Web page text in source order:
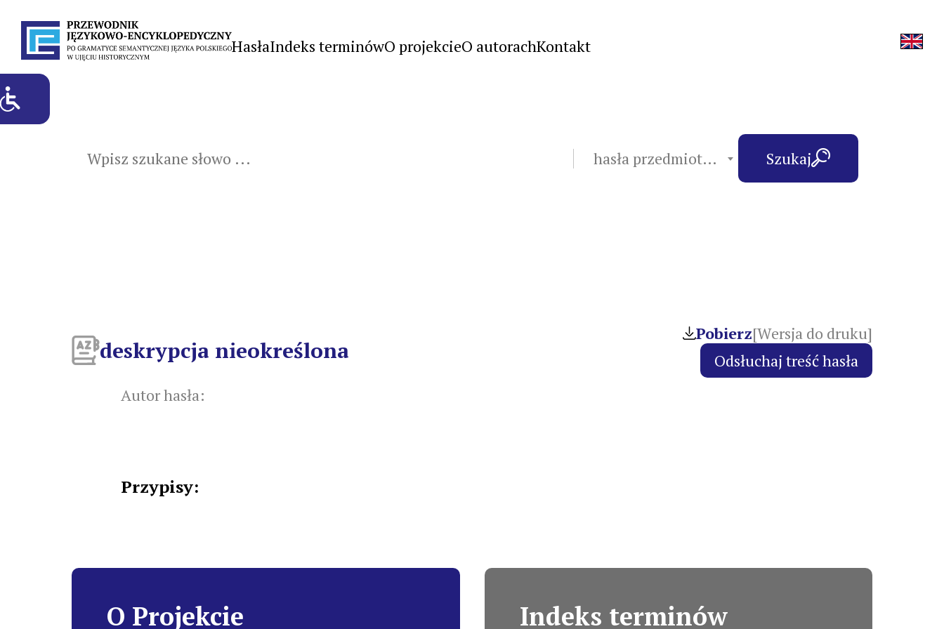
HasłaIndeks terminówO projekcieO autorachKontakt
hasła przedmiotowe Szukaj
deskrypcja nieokreślona
Pobierz[Wersja do druku]
Autor hasła:
Przypisy:
O Projekcie Indeks terminów